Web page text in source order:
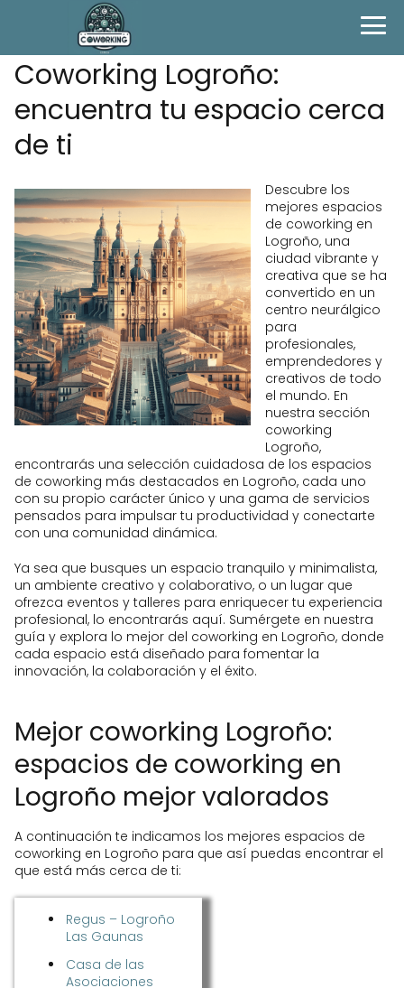
Coworking Logroño:
encuentra tu espacio cerca
de ti
Descubre los
mejores espacios
de coworking en
Logroño, una
ciudad vibrante y
creativa que se ha
convertido en un
centro neurálgico
para
profesionales,
emprendedores y
creativos de todo
el mundo. En
nuestra sección
coworking
Logroño,
encontrarás una selección cuidadosa de los espacios
de coworking más destacados en Logroño, cada uno
con su propio carácter único y una gama de servicios
pensados para impulsar tu productividad y conectarte
con una comunidad dinámica.
Ya sea que busques un espacio tranquilo y minimalista,
un ambiente creativo y colaborativo, o un lugar que
ofrezca eventos y talleres para enriquecer tu experiencia
profesional, lo encontrarás aquí. Sumérgete en nuestra
guía y explora lo mejor del coworking en Logroño, donde
cada espacio está diseñado para fomentar la
innovación, la colaboración y el éxito.
Mejor coworking Logroño:
espacios de coworking en
Logroño mejor valorados
A continuación te indicamos los mejores espacios de
coworking en Logroño para que así puedas encontrar el
que está más cerca de ti:
Regus – Logroño
Las Gaunas
Casa de las
Asociaciones